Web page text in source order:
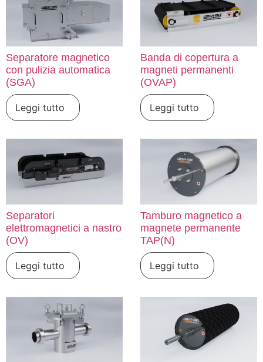
Separatore magnetico
con pulizia automatica
(SGA)
Leggi tutto
Banda di copertura a
magneti permanenti
(OVAP)
Leggi tutto
Separatori
elettromagnetici a nastro
(OV)
Leggi tutto
Tamburo magnetico a
magnete permanente
TAP(N)
Leggi tutto